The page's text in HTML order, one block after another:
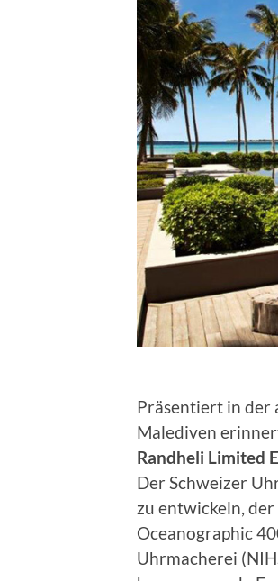
Präsentiert in der
Malediven
Randheli Limited
Der Schweizer
zu entwickeln,
Oceanographic
Uhrmacherei